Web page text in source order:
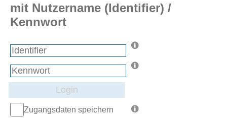
mit Nutzername (Identifier) /
Kennwort
Login
Zugangsdaten speichern